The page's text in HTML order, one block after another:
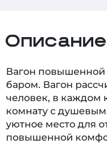
Вагон повышенной
баром. Вагон
человек, в каждом
комнату с
уютное место для
повышенной